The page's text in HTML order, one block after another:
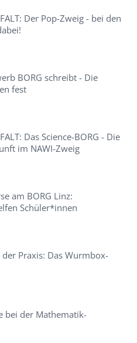
Der Pop-Zweig - bei den
BORG schreibt - Die
fest
Das Science-BORG - Die
im NAWI-Zweig
am BORG Linz:
Schüler*innen
Praxis: Das Wurmbox-
bei der Mathematik-